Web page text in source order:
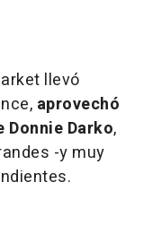
llevó
aprovechó
Darko,
-y muy